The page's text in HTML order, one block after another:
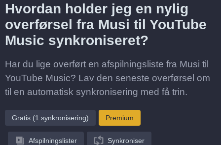
Hvordan holder jeg en nylig
overførsel fra Musi til YouTube
Music synkroniseret?
Har du lige overført en afspilningsliste fra Musi til
YouTube Music? Lav den seneste overførsel om
til en automatisk synkronisering med få trin.
Gratis (1 synkronisering) Premium
Afspilningslister Synkroniser